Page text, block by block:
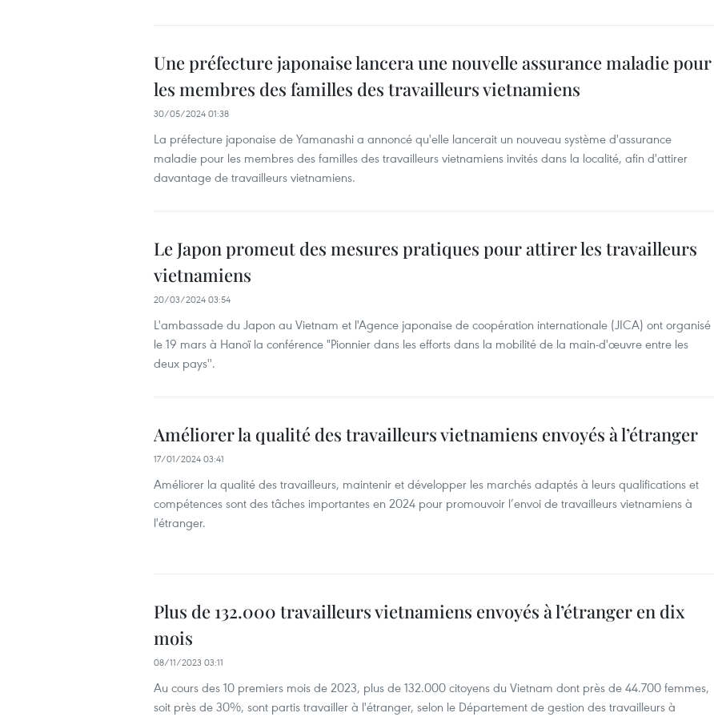
Une préfecture japonaise lancera une nouvelle assurance maladie pour
les membres des familles des travailleurs vietnamiens
30/05/2024 01:38
La préfecture japonaise de Yamanashi a annoncé qu'elle lancerait un nouveau système d'assurance
maladie pour les membres des familles des travailleurs vietnamiens invités dans la localité, afin d'attirer
davantage de travailleurs vietnamiens.
Le Japon promeut des mesures pratiques pour attirer les travailleurs
vietnamiens
20/03/2024 03:54
L'ambassade du Japon au Vietnam et l'Agence japonaise de coopération internationale (JICA) ont organisé
le 19 mars à Hanoï la conférence "Pionnier dans les efforts dans la mobilité de la main-d'œuvre entre les
deux pays''.
Améliorer la qualité des travailleurs vietnamiens envoyés à l’étranger
17/01/2024 03:41
Améliorer la qualité des travailleurs, maintenir et développer les marchés adaptés à leurs qualifications et
compétences sont des tâches importantes en 2024 pour promouvoir l’envoi de travailleurs vietnamiens à
l'étranger.
Plus de 132.000 travailleurs vietnamiens envoyés à l’étranger en dix
mois
08/11/2023 03:11
Au cours des 10 premiers mois de 2023, plus de 132.000 citoyens du Vietnam dont près de 44.700 femmes,
soit près de 30%, sont partis travailler à l'étranger, selon le Département de gestion des travailleurs à